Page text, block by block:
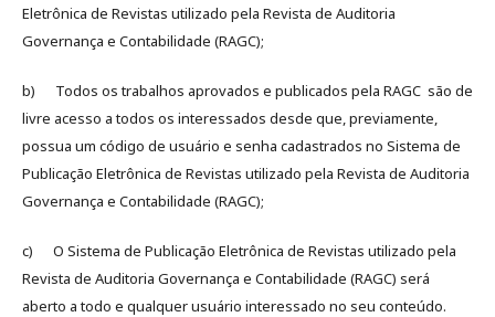
Eletrônica de Revistas utilizado pela Revista de Auditoria
Governança e Contabilidade (RAGC);
b) Todos os trabalhos aprovados e publicados pela RAGC são de
livre acesso a todos os interessados desde que, previamente,
possua um código de usuário e senha cadastrados no Sistema de
Publicação Eletrônica de Revistas utilizado pela Revista de Auditoria
Governança e Contabilidade (RAGC);
c) O Sistema de Publicação Eletrônica de Revistas utilizado pela
Revista de Auditoria Governança e Contabilidade (RAGC) será
aberto a todo e qualquer usuário interessado no seu conteúdo.